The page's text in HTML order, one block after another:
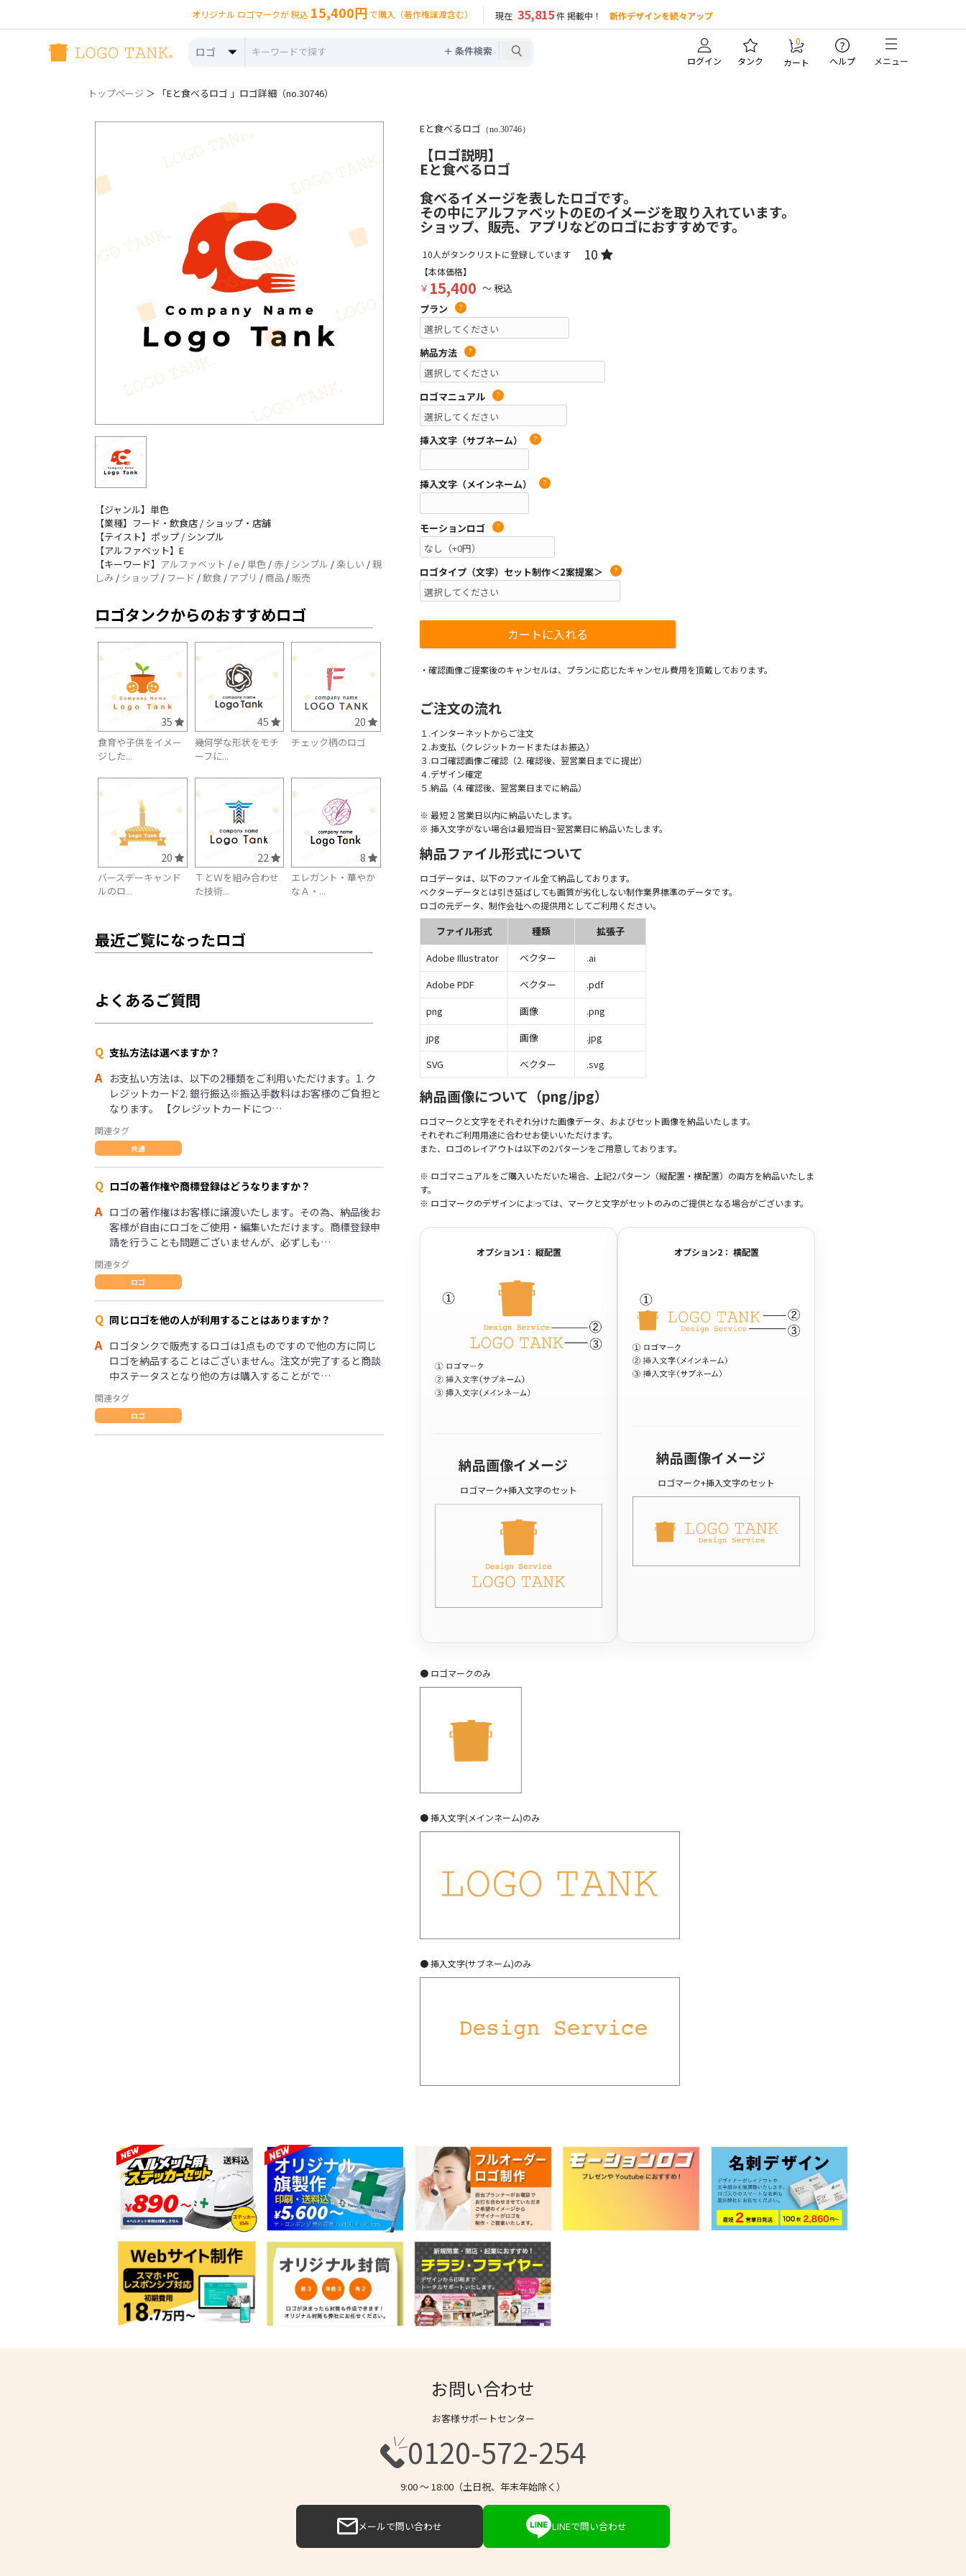
オリジナル ロゴマークが 税込 15,400円 で購入（著作権譲渡含む） 現在 35,815件 掲載中！ 新作デザインを続々アップ
ロゴ ＋ 条件検索
ログイン タンク
0
カート
?
ヘルプ メニュー
トップページ ＞ 「Eと食べるロゴ 」ロゴ詳細（no.30746）
【ジャンル】単色
【業種】フード・飲食店 / ショップ・店舗
【テイスト】ポップ / シンプル
【アルファベット】E
【キーワード】 アルファベット / e /単色 / 赤 / シンプル /楽しい /親
しみ / ショップ / フード /飲食 / アプリ / 商品 / 販売
ロゴタンクからのおすすめロゴ
35
食育や子供をイメー
ジした...
45
幾何学な形状をモチ
ーフに...
20
チェック柄のロゴ
20
バースデーキャンド
ルのロ...
22
ＴとＷを組み合わせ
た技術...
8
エレガント・華やか
なＡ・...
最近ご覧になったロゴ
よくあるご質問
Q 支払方法は選べますか？
A お支払い方法は、以下の2種類をご利用いただけます。1. ク
レジットカード2. 銀行振込※振込手数料はお客様のご負担と
なります。 【クレジットカードにつ…
関連タグ
共通
Q ロゴの著作権や商標登録はどうなりますか？
A ロゴの著作権はお客様に譲渡いたします。その為、納品後お
客様が自由にロゴをご使用・編集いただけます。商標登録申
請を行うことも問題ございませんが、必ずしも…
関連タグ
ロゴ
Q 同じロゴを他の人が利用することはありますか？
A ロゴタンクで販売するロゴは1点ものですので他の方に同じ
ロゴを納品することはございません。注文が完了すると商談
中ステータスとなり他の方は購入することがで…
関連タグ
ロゴ
Eと食べるロゴ （no.30746）
【ロゴ説明】
Eと食べるロゴ
食べるイメージを表したロゴです。
その中にアルファベットのEのイメージを取り入れています。
ショップ、販売、アプリなどのロゴにおすすめです。
10人がタンクリストに登録しています 10
【本体価格】
￥ 15,400 ～ 税込
プラン
?
納品方法 ?
ロゴマニュアル ?
挿入文字（サブネーム） ?
挿入文字（メインネーム） ?
モーションロゴ ?
ロゴタイプ（文字）セット制作＜2案提案＞ ?
・確認画像ご提案後のキャンセルは、プランに応じたキャンセル費用を頂戴しております。
ご注文の流れ
１.インターネットからご注文
２.お支払（クレジットカードまたはお振込）
３.ロゴ確認画像ご確認（2. 確認後、翌営業日までに提出）
４.デザイン確定
５.納品（4. 確認後、翌営業日までに納品）
※ 最短 2 営業日以内に納品いたします。
※ 挿入文字がない場合は最短当日~翌営業日に納品いたします。
納品ファイル形式について
ロゴデータは、以下のファイル全て納品しております。
ベクターデータとは引き延ばしても画質が劣化しない制作業界標準のデータです。
ロゴの元データ、制作会社への提供用としてご利用ください。
ファイル形式 種類
拡張子
Adobe Illustrator
ベクター
.ai
Adobe PDF
ベクター
.pdf
png
画像
.png
jpg
画像
.jpg
SVG
ベクター .svg
納品画像について（png/jpg）
ロゴマークと文字をそれぞれ分けた画像データ、およびセット画像を納品いたします。
それぞれご利用用途に合わせお使いいただけます。
また、ロゴのレイアウトは以下の2パターンをご用意しております。
※ ロゴマニュアルをご購入いただいた場合、上記2パターン（縦配置・横配置）の両方を納品いたしま
す。
※ ロゴマークのデザインによっては、マークと文字がセットのみのご提供となる場合がございます。
オプション1： 縦配置
納品画像イメージ
ロゴマーク+挿入文字のセット
オプション2： 横配置
納品画像イメージ
ロゴマーク+挿入文字のセット
● ロゴマークのみ
● 挿入文字(メインネーム)のみ
● 挿入文字(サブネーム)のみ
お問い合わせ
お客様サポートセンター
0120-572-254
9:00 〜 18:00（土日祝、年末年始除く）
メールで問い合わせ LINEで問い合わせ